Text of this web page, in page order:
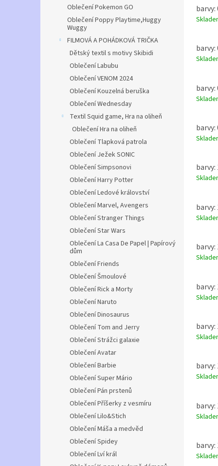
Oblečení Pokemon GO
Oblečení Poppy Playtime,Huggy
Wuggy
FILMOVÁ A POHÁDKOVÁ TRIČKA
Dětský textil s motivy Skibidi
Oblečení Labubu
Oblečení VENOM 2024
Oblečení Kouzelná beruška
Oblečení Wednesday
Textil Squid game, Hra na oliheň
Oblečení Hra na oliheň
Oblečení Tlapková patrola
Oblečení Ježek SONIC
Oblečení Simpsonovi
Oblečení Harry Potter
Oblečení Ledové království
Oblečení Marvel, Avengers
Oblečení Stranger Things
Oblečení Star Wars
Oblečení La Casa De Papel | Papírový
dům
Oblečení Friends
Oblečení Šmoulové
Oblečení Rick a Morty
Oblečení Naruto
Oblečení Dinosaurus
Oblečení Tom and Jerry
Oblečení Strážci galaxie
Oblečení Avatar
Oblečení Barbie
Oblečení Super Mário
Oblečení Pán prstenů
Oblečení Příšerky z vesmíru
Oblečení Lilo&Stich
Oblečení Máša a medvěd
Oblečení Spidey
Oblečení Lví král